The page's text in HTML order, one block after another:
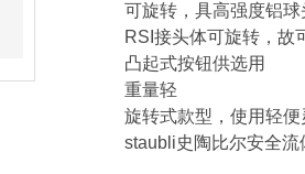
可旋转，具高强度铝球
RSI接头体可旋转，故
凸起式按钮供选用
重量轻
旋转式款型，使用轻便
staubli史陶比尔安全流